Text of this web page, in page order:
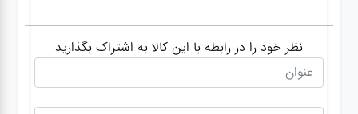
نظر خود را در رابطه با این کالا به اشتراک بگذارید